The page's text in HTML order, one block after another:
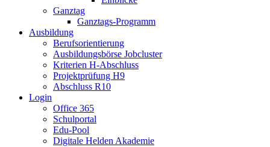
Ganztag
Ganztags-Programm
Ausbildung
Berufsorientierung
Ausbildungsbörse Jobcluster
Kriterien H-Abschluss
Projektprüfung H9
Abschluss R10
Login
Office 365
Schulportal
Edu-Pool
Digitale Helden Akademie